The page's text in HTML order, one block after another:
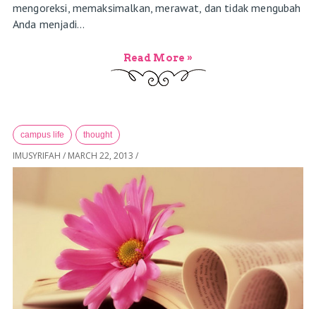
mengoreksi, memaksimalkan, merawat, dan tidak mengubah
Anda menjadi...
Read More »
campus life thought
IMUSYRIFAH / MARCH 22, 2013 /